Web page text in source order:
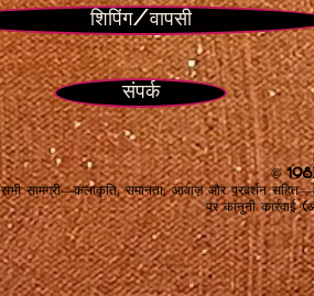
शिपिंग/वापसी
संपर्क
©
सभी सामग्री—कलाकृति, समानता, आवाज़ और प्रदर्शन
पर कानूनी